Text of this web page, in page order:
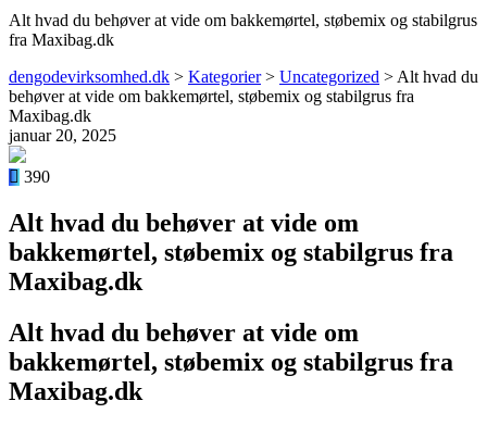
Alt hvad du behøver at vide om bakkemørtel, støbemix og stabilgrus
fra Maxibag.dk
dengodevirksomhed.dk > Kategorier> Uncategorized > Alt hvad du
behøver at vide om bakkemørtel, støbemix og stabilgrus fra
Maxibag.dk
januar 20, 2025
390
Alt hvad du behøver at vide om
bakkemørtel, støbemix og stabilgrus fra
Maxibag.dk
Alt hvad du behøver at vide om
bakkemørtel, støbemix og stabilgrus fra
Maxibag.dk